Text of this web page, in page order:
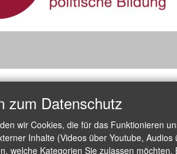
zum Datenschutz
wir Cookies, die für das Funktionieren
Inhalte (Videos über Youtube,
welche Kategorien Sie zulassen